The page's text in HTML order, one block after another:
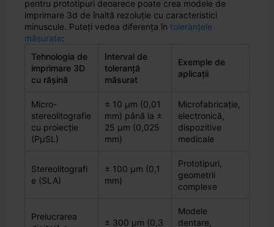
pentru prototipuri deoarece poate crea modele de
imprimare 3d de înaltă rezoluție cu caracteristici
minuscule. Puteți vedea diferența în toleranțele
măsurate:
Tehnologia de
imprimare 3D
cu rășină
Interval de
toleranță
măsurat
Exemple de
aplicații
Micro-
stereolitografie
cu proiecție
(PµSL)
± 10 µm (0,01
mm) până la ±
25 µm (0,025
mm)
Microfabricație,
electronică,
dispozitive
medicale
Stereolitografi
e (SLA)
± 100 µm (0,1
mm)
Prototipuri,
geometrii
complexe
Prelucrarea
± 300 µm (0,3
Modele
dentare,